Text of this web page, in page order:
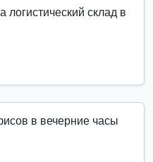
склад в
в вечерние часы